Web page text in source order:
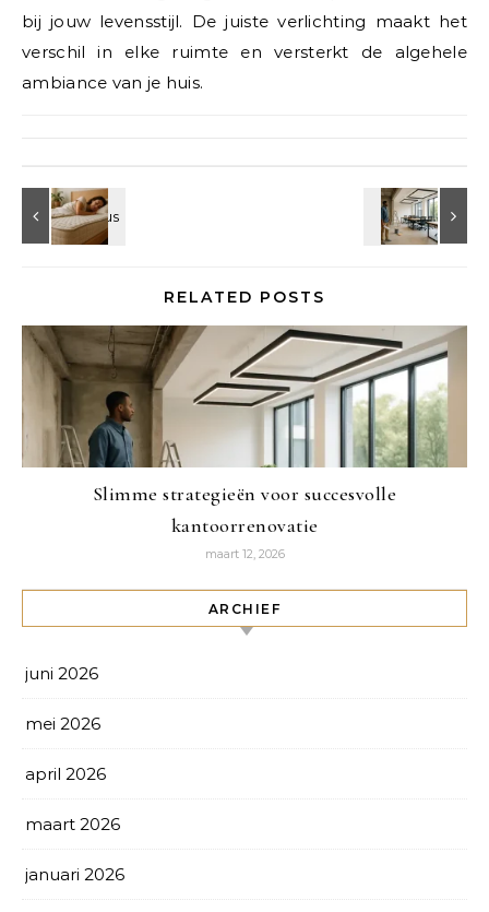
bij jouw levensstijl. De juiste verlichting maakt het
verschil in elke ruimte en versterkt de algehele
ambiance van je huis.
RELATED POSTS
Slimme strategieën voor succesvolle
kantoorrenovatie
maart 12, 2026
ARCHIEF
juni 2026
mei 2026
april 2026
maart 2026
januari 2026